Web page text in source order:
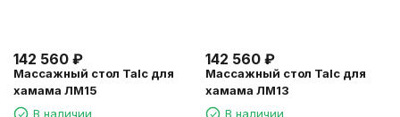
142 560 ₽
Массажный стол Talc для
хамама ЛМ15
В наличии
142 560 ₽
Массажный стол Talc для
хамама ЛМ13
В наличии